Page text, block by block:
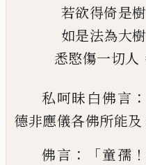
若欲得倚是樹
如是法為大樹
悉愍傷一切人
私呵昧白佛言
德非應儀各佛所能及
佛言 ：「童孺 ！